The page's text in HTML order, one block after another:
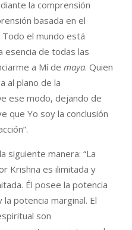
la comprensión
basada en el
el mundo está
esencia de todas las
a Mí de maya. Quien
al plano de la
ese modo, dejando de
que Yo soy la conclusión
siguiente manera: “La
Krishna es ilimitada y
Él posee la potencia
potencia marginal. El
son